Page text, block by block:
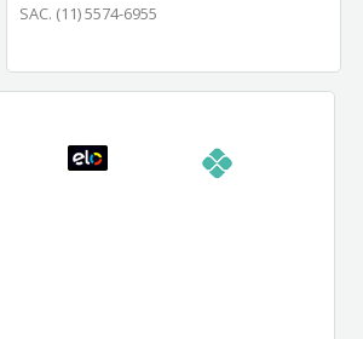
SAC. (11) 5574-6955